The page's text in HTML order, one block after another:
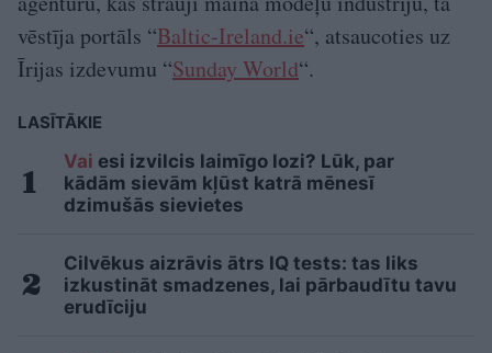
vēstīja portāls “Baltic-Ireland.ie“, atsaucoties uz
Īrijas izdevumu “Sunday World“.
LASĪTĀKIE
Vai esi izvilcis laimīgo lozi? Lūk, par
kādām sievām kļūst katrā mēnesī
dzimušās sievietes
Cilvēkus aizrāvis ātrs IQ tests: tas liks
izkustināt smadzenes, lai pārbaudītu tavu
erudīciju